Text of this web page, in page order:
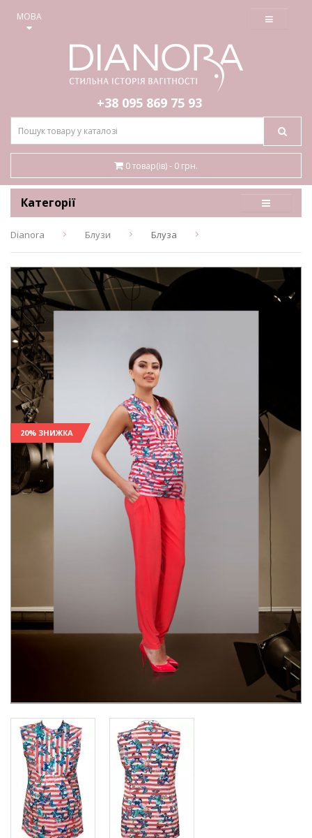
МОВА ≡
+38 095 869 75 93
0 товар(ів) - 0 грн.
Категорії
Dianora Блузи Блуза
20% ЗНИЖКА